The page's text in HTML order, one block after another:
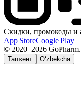
Скидки, промокоды и
App StoreGoogle Play
© 2020–2026
Ташкент O‘zbekcha